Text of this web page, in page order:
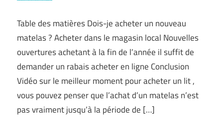
Table des matières Dois-je acheter un nouveau
matelas ? Acheter dans le magasin local Nouvelles
ouvertures achetant à la fin de l’année il suffit de
demander un rabais acheter en ligne Conclusion
Vidéo sur le meilleur moment pour acheter un lit ,
vous pouvez penser que l’achat d’un matelas n’est
pas vraiment jusqu’à la période de […]